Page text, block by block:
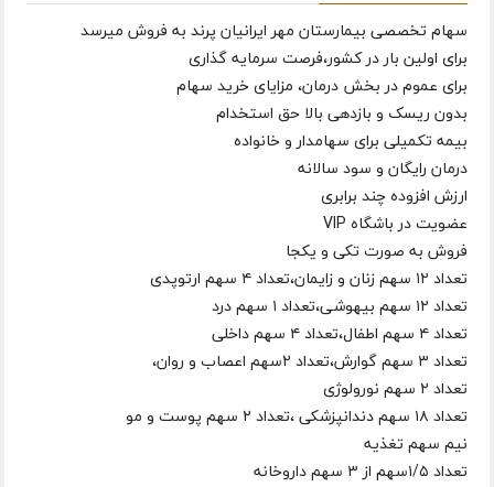
سهام تخصصی بیمارستان مهر ایرانیان پرند به فروش میرسد
برای اولین بار در کشور،فرصت سرمایه گذاری
برای عموم در بخش درمان، مزایای خرید سهام
بدون ریسک و بازدهی بالا حق استخدام
بیمه تکمیلی برای سهامدار و خانواده
درمان رایگان و سود سالانه
ارزش افزوده چند برابری
عضویت در باشگاه VIP
فروش به صورت تکی و یکجا
تعداد ۱۲ سهم زنان و زایمان،تعداد ۴ سهم ارتوپدی
تعداد ۱۲ سهم بیهوشی،تعداد ۱ سهم درد
تعداد ۴ سهم اطفال،تعداد ۴ سهم داخلی
تعداد ۳ سهم گوارش،تعداد 2سهم اعصاب و روان،
تعداد ۲ سهم نورولوژی
تعداد ۱۸ سهم دندانپزشکی ،تعداد ۲ سهم پوست و مو
نیم سهم تغذیه
تعداد ۱/۵سهم از ۳ سهم داروخانه